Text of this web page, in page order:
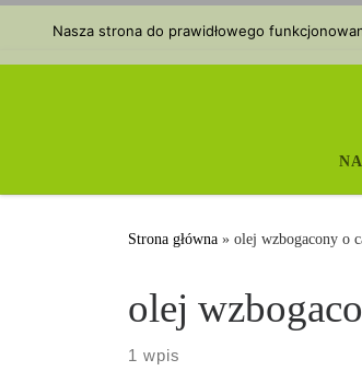
Przejdź do treści
Strona główna » olej wzbogacony o
olej
1 wpis
Nasza strona do prawidłowego